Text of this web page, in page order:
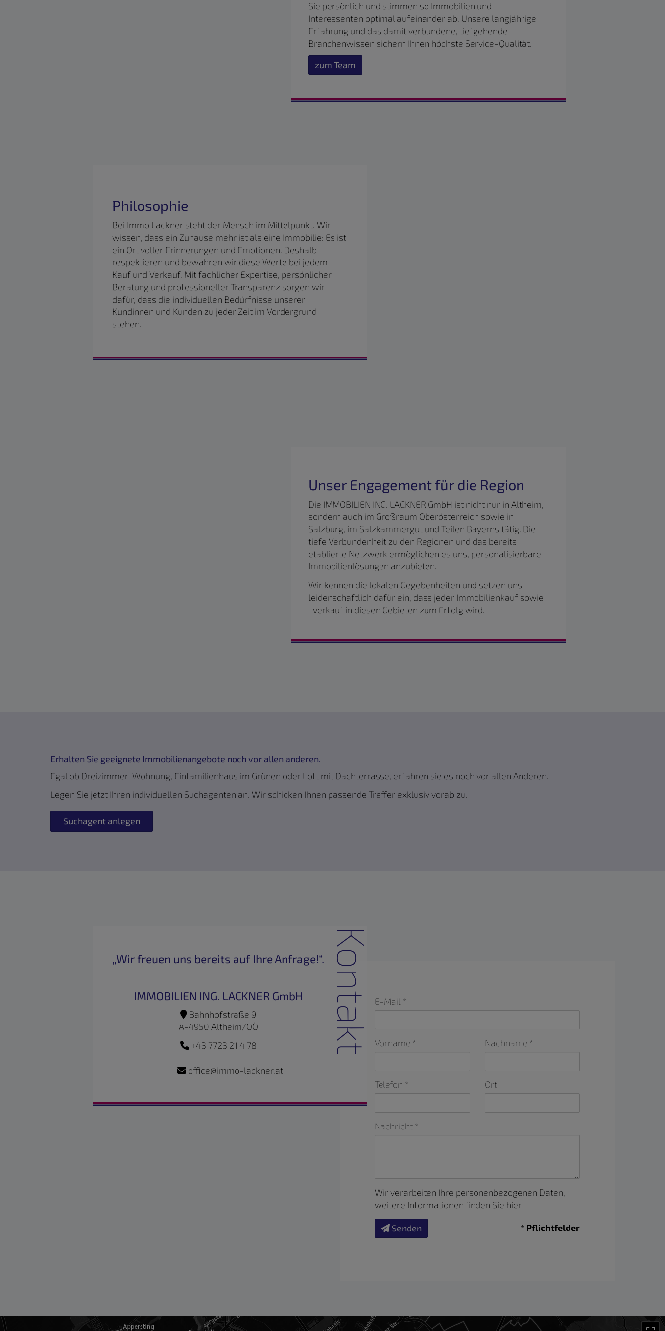
Sie persönlich und stimmen so Immobilien und
Interessenten optimal aufeinander ab. Unsere langjährige
Erfahrung und das damit verbundene, tiefgehende
Branchenwissen sichern Ihnen höchste Service-Qualität.
zum Team
Philosophie
Bei Immo Lackner steht der Mensch im Mittelpunkt. Wir
wissen, dass ein Zuhause mehr ist als eine Immobilie: Es ist
ein Ort voller Erinnerungen und Emotionen. Deshalb
respektieren und bewahren wir diese Werte bei jedem
Kauf und Verkauf. Mit fachlicher Expertise, persönlicher
Beratung und professioneller Transparenz sorgen wir
dafür, dass die individuellen Bedürfnisse unserer
Kundinnen und Kunden zu jeder Zeit im Vordergrund
stehen.
Unser Engagement für die Region
Die IMMOBILIEN ING. LACKNER GmbH ist nicht nur in Altheim,
sondern auch im Großraum Oberösterreich sowie in
Salzburg, im Salzkammergut und Teilen Bayerns tätig. Die
tiefe Verbundenheit zu den Regionen und das bereits
etablierte Netzwerk ermöglichen es uns, personalisierbare
Immobilienlösungen anzubieten.
Wir kennen die lokalen Gegebenheiten und setzen uns
leidenschaftlich dafür ein, dass jeder Immobilienkauf sowie
-verkauf in diesen Gebieten zum Erfolg wird.
Erhalten Sie geeignete Immobilienangebote noch vor allen anderen.
Egal ob Dreizimmer-Wohnung, Einfamilienhaus im Grünen oder Loft mit Dachterrasse, erfahren sie es noch vor allen Anderen.
Legen Sie jetzt Ihren individuellen Suchagenten an. Wir schicken Ihnen passende Treffer exklusiv vorab zu.
Suchagent anlegen
Kontakt
„Wir freuen uns bereits auf Ihre Anfrage!“.
IMMOBILIEN ING. LACKNER GmbH
Bahnhofstraße 9
A-4950 Altheim/OÖ
+43 7723 21 4 78
office@immo-lackner.at
E-Mail
Vorname Nachname
Telefon Ort
Nachricht
Wir verarbeiten Ihre personenbezogenen Daten,
weitere Informationen finden Sie hier.
Senden * Pflichtfelder